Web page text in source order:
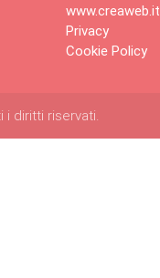
www.creaweb.it
Privacy
Cookie Policy
i diritti riservati.